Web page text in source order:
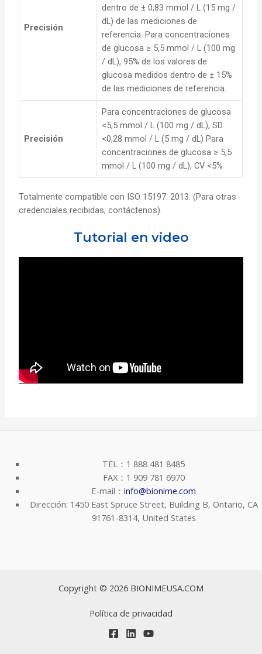
Precisión
dentro de ± 0,83 mmol / L (15 mg /
dL) de las mediciones de
referencia. Para concentraciones
de glucosa ≥ 5,5 mmol / L (100 mg
/ dL), 95% de los valores de
glucosa medidos dentro de ± 15%
de las mediciones de referencia.
Precisión
Para concentraciones de glucosa
<5,5 mmol / L (100 mg / dL), SD
<0,28 mmol / L (5 mg / dL) Para
concentraciones de glucosa ≥ 5,5
mmol / L (100 mg / dL), CV <5%
Totalmente compatible con ISO 15197: 2013. (Para otras
credenciales recibidas, contáctenos).
Tutorial en video
TEL：1 888 481 8485
FAX：1 909 781 6970
E-mail：info@bionime.com
Dirección: 1450 East Spruce Street, Building B, Ontario, CA
91761-8314, United States
Copyright © 2026 BIONIMEUSA.COM
Política de privacidad